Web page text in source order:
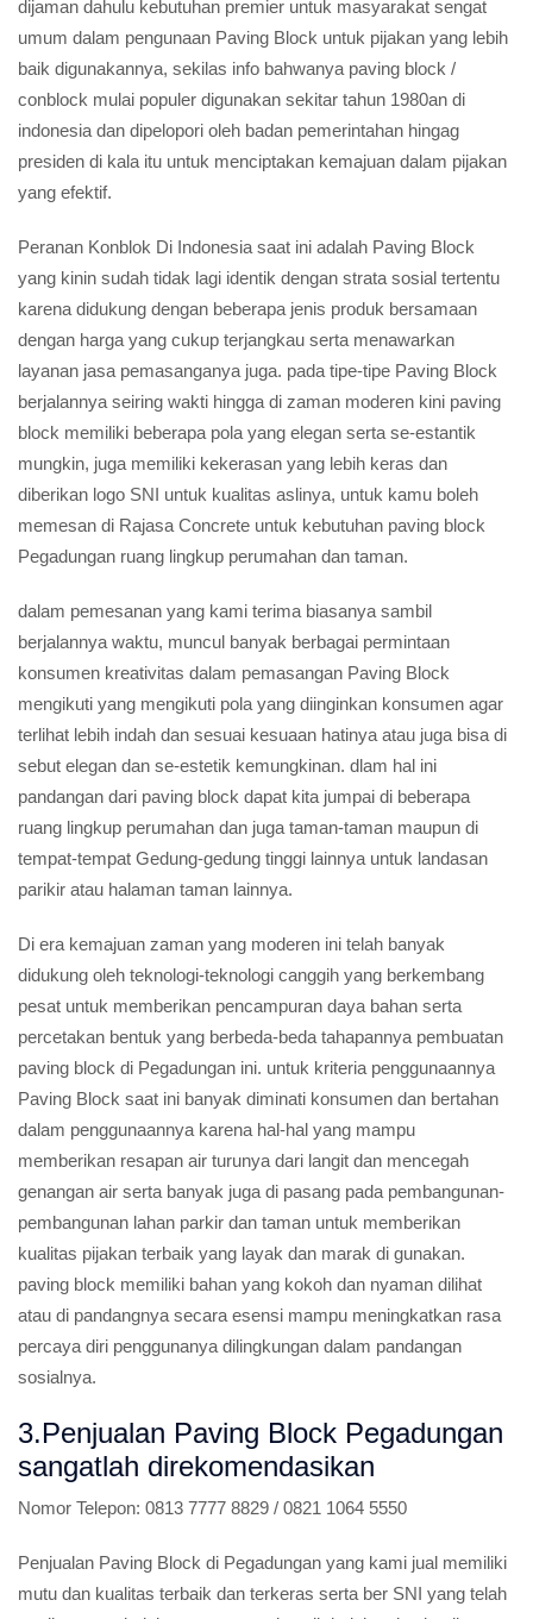
dijaman dahulu kebutuhan premier untuk masyarakat sengat
umum dalam pengunaan Paving Block untuk pijakan yang lebih
baik digunakannya, sekilas info bahwanya paving block /
conblock mulai populer digunakan sekitar tahun 1980an di
indonesia dan dipelopori oleh badan pemerintahan hingag
presiden di kala itu untuk menciptakan kemajuan dalam pijakan
yang efektif.
Peranan Konblok Di Indonesia saat ini adalah Paving Block
yang kinin sudah tidak lagi identik dengan strata sosial tertentu
karena didukung dengan beberapa jenis produk bersamaan
dengan harga yang cukup terjangkau serta menawarkan
layanan jasa pemasanganya juga. pada tipe-tipe Paving Block
berjalannya seiring wakti hingga di zaman moderen kini paving
block memiliki beberapa pola yang elegan serta se-estantik
mungkin, juga memiliki kekerasan yang lebih keras dan
diberikan logo SNI untuk kualitas aslinya, untuk kamu boleh
memesan di Rajasa Concrete untuk kebutuhan paving block
Pegadungan ruang lingkup perumahan dan taman.
dalam pemesanan yang kami terima biasanya sambil
berjalannya waktu, muncul banyak berbagai permintaan
konsumen kreativitas dalam pemasangan Paving Block
mengikuti yang mengikuti pola yang diinginkan konsumen agar
terlihat lebih indah dan sesuai kesuaan hatinya atau juga bisa di
sebut elegan dan se-estetik kemungkinan. dlam hal ini
pandangan dari paving block dapat kita jumpai di beberapa
ruang lingkup perumahan dan juga taman-taman maupun di
tempat-tempat Gedung-gedung tinggi lainnya untuk landasan
parikir atau halaman taman lainnya.
Di era kemajuan zaman yang moderen ini telah banyak
didukung oleh teknologi-teknologi canggih yang berkembang
pesat untuk memberikan pencampuran daya bahan serta
percetakan bentuk yang berbeda-beda tahapannya pembuatan
paving block di Pegadungan ini. untuk kriteria penggunaannya
Paving Block saat ini banyak diminati konsumen dan bertahan
dalam penggunaannya karena hal-hal yang mampu
memberikan resapan air turunya dari langit dan mencegah
genangan air serta banyak juga di pasang pada pembangunan-
pembangunan lahan parkir dan taman untuk memberikan
kualitas pijakan terbaik yang layak dan marak di gunakan.
paving block memiliki bahan yang kokoh dan nyaman dilihat
atau di pandangnya secara esensi mampu meningkatkan rasa
percaya diri penggunanya dilingkungan dalam pandangan
sosialnya.
3.Penjualan Paving Block Pegadungan
sangatlah direkomendasikan
Nomor Telepon: 0813 7777 8829 / 0821 1064 5550
Penjualan Paving Block di Pegadungan yang kami jual memiliki
mutu dan kualitas terbaik dan terkeras serta ber SNI yang telah